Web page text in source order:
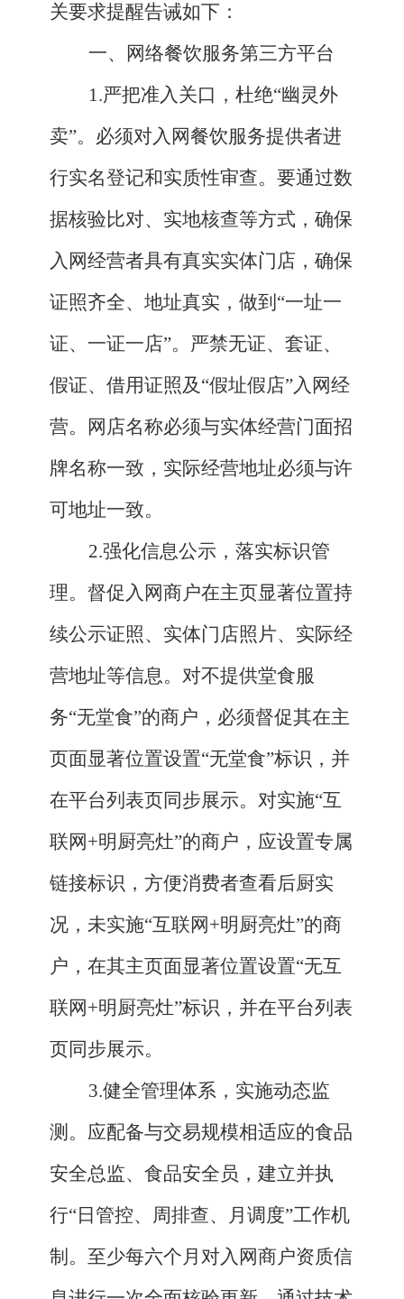
关要求提醒告诫如下：
一、网络餐饮服务第三方平台
1.严把准入关口，杜绝“幽灵外
卖”。必须对入网餐饮服务提供者进
行实名登记和实质性审查。要通过数
据核验比对、实地核查等方式，确保
入网经营者具有真实实体门店，确保
证照齐全、地址真实，做到“一址一
证、一证一店”。严禁无证、套证、
假证、借用证照及“假址假店”入网经
营。网店名称必须与实体经营门面招
牌名称一致，实际经营地址必须与许
可地址一致。
2.强化信息公示，落实标识管
理。督促入网商户在主页显著位置持
续公示证照、实体门店照片、实际经
营地址等信息。对不提供堂食服
务“无堂食”的商户，必须督促其在主
页面显著位置设置“无堂食”标识，并
在平台列表页同步展示。对实施“互
联网+明厨亮灶”的商户，应设置专属
链接标识，方便消费者查看后厨实
况，未实施“互联网+明厨亮灶”的商
户，在其主页面显著位置设置“无互
联网+明厨亮灶”标识，并在平台列表
页同步展示。
3.健全管理体系，实施动态监
测。应配备与交易规模相适应的食品
安全总监、食品安全员，建立并执
行“日管控、周排查、月调度”工作机
制。至少每六个月对入网商户资质信